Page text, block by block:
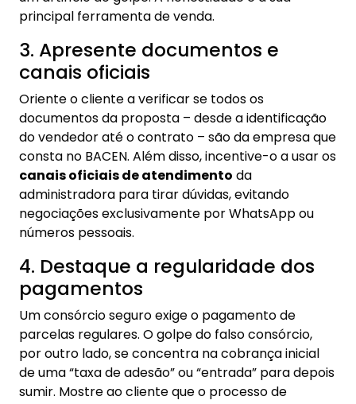
principal ferramenta de venda.
3. Apresente documentos e
canais oficiais
Oriente o cliente a verificar se todos os
documentos da proposta – desde a identificação
do vendedor até o contrato – são da empresa que
consta no BACEN. Além disso, incentive-o a usar os
canais oficiais de atendimento da
administradora para tirar dúvidas, evitando
negociações exclusivamente por WhatsApp ou
números pessoais.
4. Destaque a regularidade dos
pagamentos
Um consórcio seguro exige o pagamento de
parcelas regulares. O golpe do falso consórcio,
por outro lado, se concentra na cobrança inicial
de uma “taxa de adesão” ou “entrada” para depois
sumir. Mostre ao cliente que o processo de